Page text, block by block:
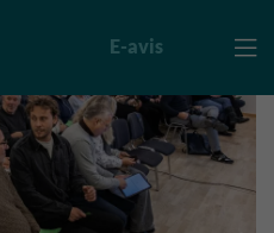

E-avis